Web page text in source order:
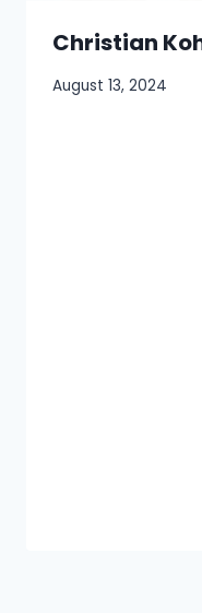
Christian
August 13, 2024